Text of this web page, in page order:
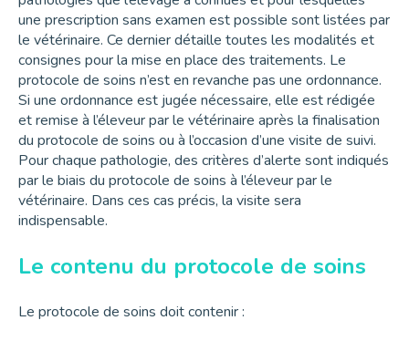
une prescription sans examen est possible sont listées par
le vétérinaire. Ce dernier détaille toutes les modalités et
consignes pour la mise en place des traitements. Le
protocole de soins n’est en revanche pas une ordonnance.
Si une ordonnance est jugée nécessaire, elle est rédigée
et remise à l’éleveur par le vétérinaire après la finalisation
du protocole de soins ou à l’occasion d’une visite de suivi.
Pour chaque pathologie, des critères d’alerte sont indiqués
par le biais du protocole de soins à l’éleveur par le
vétérinaire. Dans ces cas précis, la visite sera
indispensable.
Le contenu du protocole de soins
Le protocole de soins doit contenir :